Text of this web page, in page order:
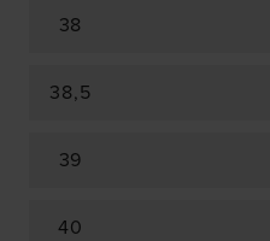
38
38,5
39
40